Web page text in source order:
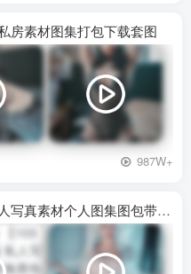
房素材图集打包下载套图
987W+
Zia (지아) 【103套】151视频 私人写真素材个人图集图包带视频